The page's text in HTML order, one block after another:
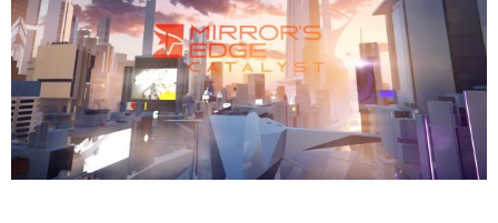
« WOLF-MAN / Integrale Tomes 1 et 2 » - Cruelle Vengeance !